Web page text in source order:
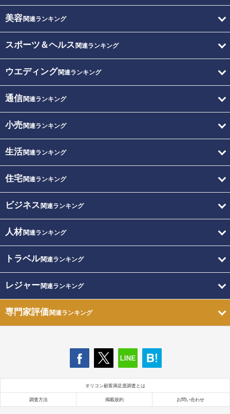
美容関連ランキング
スポーツ＆ヘルス 関連ランキング
ウエディング関連ランキング
通信関連ランキング
小売関連ランキング
生活関連ランキング
住宅関連ランキング
ビジネス 関連ランキング
人材関連ランキング
トラベル関連ランキング
レジャー関連ランキング
専門家評価関連ランキング
オリコン顧客満足度調査とは
調査方法 掲載規約 お問い合わせ